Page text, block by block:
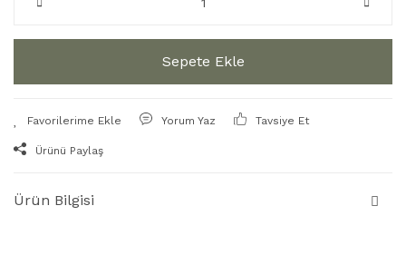
Sepete Ekle
Yorum Yaz Tavsiye Et
Ürünü Paylaş
Ürün Bilgisi